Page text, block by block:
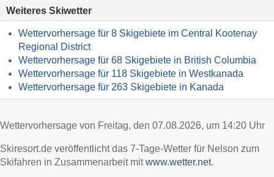
Weiteres Skiwetter
Wettervorhersage für 8 Skigebiete im Central Kootenay
Regional District
Wettervorhersage für 68 Skigebiete in British Columbia
Wettervorhersage für 118 Skigebiete in Westkanada
Wettervorhersage für 263 Skigebiete in Kanada
Wettervorhersage von Freitag, den 07.08.2026, um 14:20 Uhr
Skiresort.de veröffentlicht das 7-Tage-Wetter für Nelson zum
Skifahren in Zusammenarbeit mitwww.wetter.net.